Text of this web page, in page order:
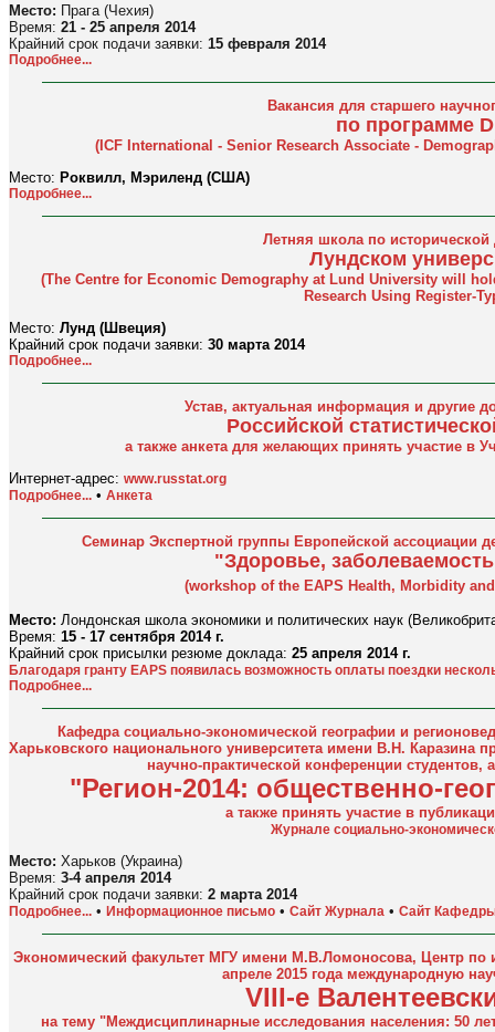
Место: Прага (Чехия)
Время: 21 - 25 апреля 2014
Крайний срок подачи заявки: 15 февраля 2014
Подробнее...
Вакансия для старшего
по программе
(ICF International - Senior Research Associate -
Место: Роквилл, Мэриленд (США)
Подробнее...
Летняя школа по
Лундском
(The Centre for Economic Demography at Lund University will
Research Using Register-
Место: Лунд (Швеция)
Крайний срок подачи заявки: 30 марта 2014
Подробнее...
Устав, актуальная информация и другие
Российской
а также анкета для желающих принять участие в
Интернет-адрес: www.russtat.org
Подробнее... • Анкета
Семинар Экспертной группы Европейской ассоциации
"Здоровье,
(workshop of the EAPS Health, Morbidity
Место: Лондонская школа экономики и политических наук
Время: 15 - 17 сентября 2014 г.
Крайний срок присылки резюме доклада: 25 апреля 2014 г.
Благодаря гранту EAPS появилась возможность оплаты поездки
Подробнее...
Кафедра социально-экономической географии и
Харьковского национального университета имени В.Н. Каразина
научно-практической конференции
"Регион-2014: общественно-
а также принять участие в
Журнале социально-
Место: Харьков (Украина)
Время: 3-4 апреля 2014
Крайний срок подачи заявки: 2 марта 2014
Подробнее... • Информационное письмо • Сайт Журнала • Сайт
Экономический факультет МГУ имени М.В.Ломоносова, Центр по
апреле 2015 года международную
VIII-е
на тему "Междисциплинарные исследования населения: 50